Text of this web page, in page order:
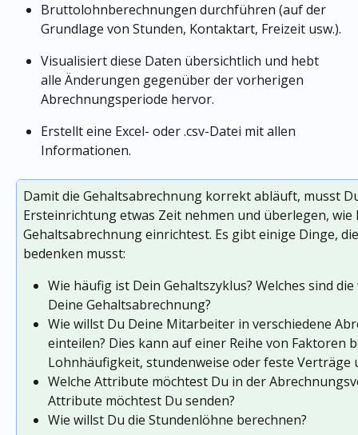
Bruttolohnberechnungen durchführen (auf der
Grundlage von Stunden, Kontaktart, Freizeit usw.).
Visualisiert diese Daten übersichtlich und hebt
alle Änderungen gegenüber der vorherigen
Abrechnungsperiode hervor.
Erstellt eine Excel- oder .csv-Datei mit allen
Informationen.
Damit die Gehaltsabrechnung korrekt abläuft, musst
Ersteinrichtung etwas Zeit nehmen und überlegen,
Gehaltsabrechnung einrichtest. Es gibt einige Dinge,
bedenken musst:
Wie häufig ist Dein Gehaltszyklus? Welches sind
Deine Gehaltsabrechnung?
Wie willst Du Deine Mitarbeiter in verschiedene
einteilen? Dies kann auf einer Reihe von Faktoren
Lohnhäufigkeit, stundenweise oder feste Verträge
Welche Attribute möchtest Du in der
Attribute möchtest Du senden?
Wie willst Du die Stundenlöhne berechnen?